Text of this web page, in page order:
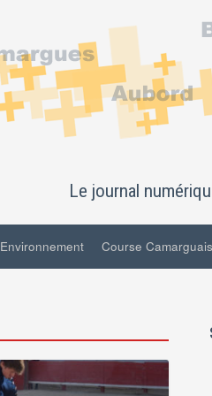
Le journal
Environnement Course